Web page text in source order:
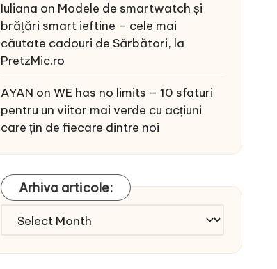
Iuliana on Modele de smartwatch și
brățări smart ieftine – cele mai
căutate cadouri de Sărbători, la
PretzMic.ro
AYAN on WE has no limits – 10 sfaturi
pentru un viitor mai verde cu acțiuni
care țin de fiecare dintre noi
Arhiva articole:
Arhiva